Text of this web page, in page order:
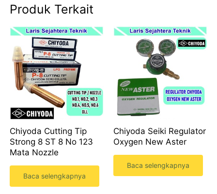
Produk Terkait
Chiyoda Cutting Tip
Strong 8 ST 8 No 123
Mata Nozzle
Baca selengkapnya
Chiyoda Seiki Regulator
Oxygen New Aster
Baca selengkapnya